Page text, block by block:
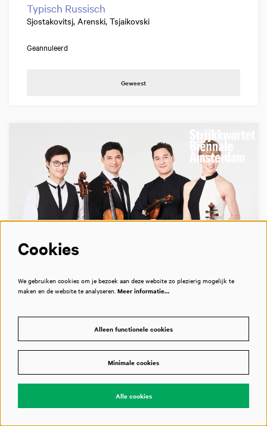
Typisch Russisch
Sjostakovitsj, Arenski, Tsjaikovski
Geannuleerd
Geweest
één en zes
Schumann Quartett + Adrien La Marca
WO 2 FEB 202217:00
Een enorme sprong voorwaarts
Cookies
We gebruiken cookies om je bezoek aan deze website zo plezierig mogelijk te
maken en de website te analyseren. Meer informatie…
Alleen functionele cookies
Minimale cookies
Alle cookies